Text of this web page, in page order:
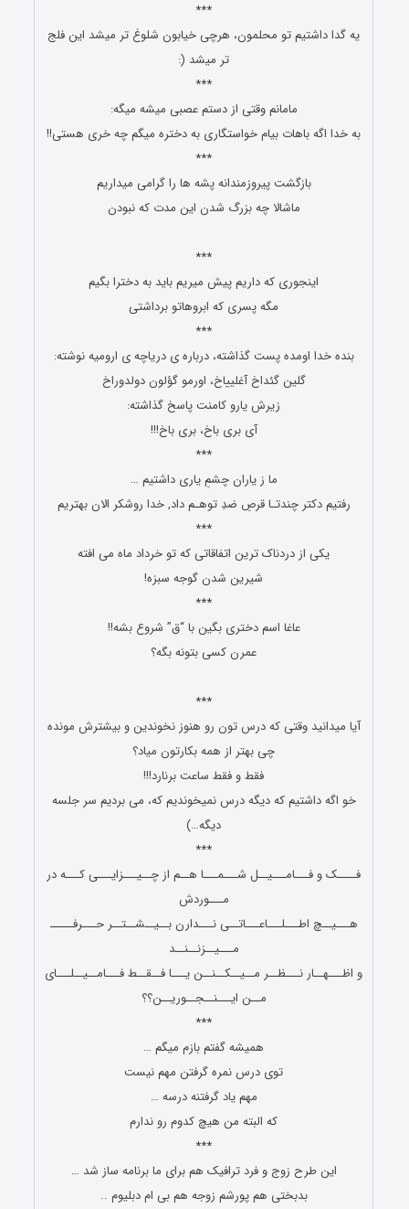
***
یه ﮔﺪﺍ ﺩﺍﺷﺘﯿﻢ ﺗﻮ ﻣﺤﻠﻤﻮﻥ، ﻫﺮﭼﯽ ﺧﯿﺎﺑﻮﻥ ﺷﻠﻮﻍ ﺗﺮ ﻣﯿﺸﺪ ﺍﯾﻦ ﻓﻠﺞ
ﺗﺮ ﻣﯿﺸﺪ (:
***
مامانم وقتی از دستم عصبی میشه میگه:
به خدا اگه باهات بیام خواستگاری به دختره میگم چه خری هستی!!
***
بازگشت پیروزمندانه پشه ها را گرامی میداریم
ماشالا چه بزرگ شدن این مدت که نبودن
***
اینجوری که داریم پیش میریم باید به دخترا بگیم
مگه پسری که ابروهاتو برداشتی
***
ﺑﻨﺪﻩ ﺧﺪﺍ ﺍﻭﻣﺪﻩ ﭘﺴﺖ ﮔﺬﺍﺷﺘﻪ، ﺩﺭﺑﺎﺭﻩ ﻯ ﺩﺭﻳﺎﭼﻪ ﻯ ﺍﺭﻭﻣﻴﻪ ﻧﻮﺷﺘﻪ:
ﮔﻠﻴﻦ ﮔﺌﺪﺍﺥ ﺁﻏﻠﻴﻴﺎﺥ، ﺍﻭﺭﻣﻮ ﮔﺆﻟﻮﻥ ﺩﻭﻟﺪﻭﺭﺍﺥ
ﺯﻳﺮﺵ ﻳﺎﺭﻭ ﻛﺎﻣﻨﺖ پاسخ ﮔﺬﺍﺷﺘﻪ:
ﺁﻯ ﺑﺮﻯ ﺑﺎﺥ، ﺑﺮﻯ ﺑﺎخ!!!
***
ﻣﺎ ﺯ ﯾﺎﺭﺍﻥ ﭼﺸﻢِ ﯾﺎﺭﯼ ﺩﺍﺷﺘﯿﻢ …
ﺭﻓﺘﯿﻢ ﺩﮐﺘﺮ ﭼﻨﺪﺗـﺎ ﻗﺮﺹِ ﺿﺪِ ﺗﻮﻫـﻢ ﺩﺍﺩ, ﺧﺪﺍ ﺭﻭﺷﮑﺮ ﺍﻻﻥ ﺑﻬﺘﺮﯾﻢ
***
یکی از دردناک ترین اتفاقاتی که تو خرداد ماه می افته
شیرین شدن گوجه سبزه!
***
عاغا اسم دختری بگین با “ق” شروع بشه!!
عمرن کسی بتونه بگه؟
***
آیا میدانید وقتی که درس تون رو هنوز نخوندین و بیشترش مونده
چی بهتر از همه بکارتون میاد؟
فقط و فقط ساعت برنارد!!!
خو اگه داشتیم که دیگه درس نمیخوندیم که، می بردیم سر جلسه
دیگه…)
***
فــــک و فـــامـــیــل شـــمـــا هــم از چــیـــزایـــی کـــه در
مـــوردش
هـــیــچ اطـــلـــاعـــاتــی نـــدارن بــیــشــتــر حـــرفـــــ
مـــیــزنــنــد
و اظـــهــار نـــظــر مــیــکــنــن یـــا فــقــط فـــامــیــلـــای
مــن ایـــنــجــوریــن؟؟
***
همیشه گفتم بازم میگم …
توی درس نمره گرفتن مهم نیست
مهم یاد گرفتنه درسه …
که البته من هیچ کدوم رو ندارم
***
این طرح زوج و فرد ترافیک هم برای ما برنامه ساز شد …
بدبختی هم پورشم زوجه هم بی ام دبلیوم ..